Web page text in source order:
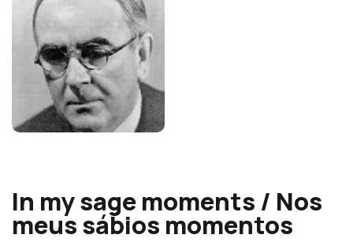
In my sage moments / Nos
meus sábios momentos